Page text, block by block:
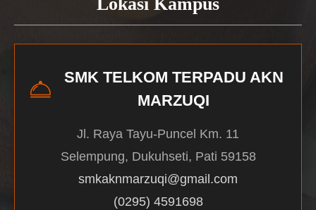
SMK TELKOM TERPADU AKN
MARZUQI
Jl. Raya Tayu-Puncel Km. 11
Selempung, Dukuhseti, Pati 59158
smkaknmarzuqi@gmail.com
(0295) 4591698